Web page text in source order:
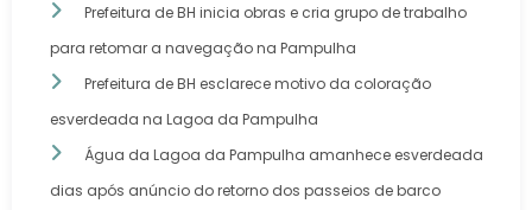
Prefeitura de BH inicia obras e cria grupo de trabalho
para retomar a navegação na Pampulha
Prefeitura de BH esclarece motivo da coloração
esverdeada na Lagoa da Pampulha
Água da Lagoa da Pampulha amanhece esverdeada
dias após anúncio do retorno dos passeios de barco